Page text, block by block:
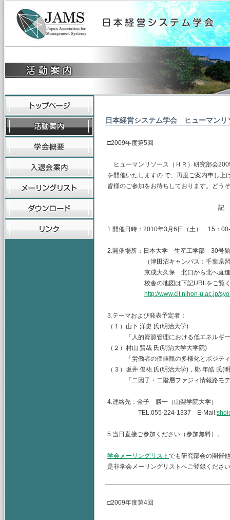
日本経営システム学会 ヒューマンリ
□2009年度第5回
ヒューマンリソース（ＨＲ）研究部会
を開催いたしますの で、再度ご案内申し上
皆様のご参加をお待ちしております。どう
記
1.開催日時：2010年3月6日（土） 15：
2.開催場所：日本大学 生産工学部 30号
（津田沼キャンパス：千葉県習志
京成大久保 北口から北へ直進
校舎の地図は下記URLをご覧くだ
http://www.cit.nihon-u.ac.jp/
3.テーマおよび発表予定者：
（１）山下 洋史 氏(明治大学)
「人的資源管理における低エネルギー
（２）村山 賢哉 氏(明治大学大学院)
「労働者の価値観の多様化とポジティ
（３）坂井 俊祐 氏(明治大学)，鄭 年皓 氏(
「二因子・二階層ファジィ情報路モデ
4.連絡先：金子 勝一（山梨学院大学）
TEL.055-224-1337 E-Mail:
5.当日直接ご参加ください（参加無料）。
学会メーリングリスト でも研究部会の開催
是非学会メーリングリストへご登録くださ
□2009年度第4回